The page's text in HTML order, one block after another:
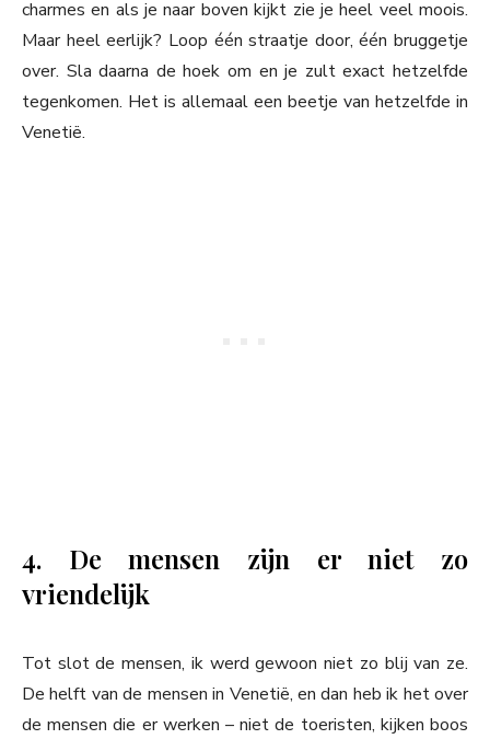
charmes en als je naar boven kijkt zie je heel veel moois.
Maar heel eerlijk? Loop één straatje door, één bruggetje
over. Sla daarna de hoek om en je zult exact hetzelfde
tegenkomen. Het is allemaal een beetje van hetzelfde in
Venetië.
4. De mensen zijn er niet zo
vriendelijk
Tot slot de mensen, ik werd gewoon niet zo blij van ze.
De helft van de mensen in Venetië, en dan heb ik het over
de mensen die er werken – niet de toeristen, kijken boos